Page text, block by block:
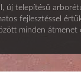
új telepítésű
fejlesztéssel
minden átmenet